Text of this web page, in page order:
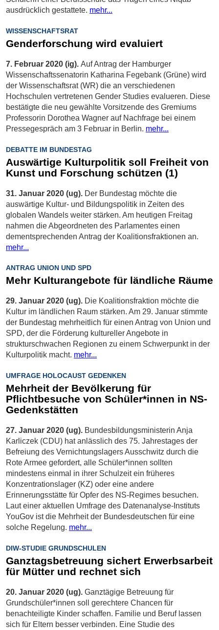
ausdrücklich gestattete. mehr...
WISSENSCHAFTSRAT
Genderforschung wird evaluiert
7. Februar 2020 (ig). Auf Antrag der Hamburger
Wissenschaftssenatorin Katharina Fegebank (Grüne) wird
der Wissenschaftsrat (WR) die an verschiedenen
Hochschulen vertretenen Gender Studies evalueren. Diese
bestätigte die neu gewählte Vorsitzende des Gremiums
Professorin Dorothea Wagner auf Nachfrage bei einem
Pressegespräch am 3 Februar in Berlin. mehr...
DEBATTE IM BUNDESTAG
Auswärtige Kulturpolitik soll Freiheit von
Kunst und Forschung schützen (1)
31. Januar 2020 (ug). Der Bundestag möchte die
auswärtige Kultur- und Bildungspolitik in Zeiten des
globalen Wandels weiter stärken. Am heutigen Freitag
nahmen die Abgeordneten des Parlamentes einen
dementsprechenden Antrag der Koalitionsfraktionen an.
mehr...
ANTRAG UNION UND SPD
Mehr Kulturangebote für ländliche Räume
29. Januar 2020 (ug). Die Koalitionsfraktion möchte die
Kultur im ländlichen Raum stärken. Am 29. Januar stimmte
der Bundestag mehrheitlich für einen Antrag von Union und
SPD, der die Förderung kultureller Angebote in
strukturschwachen Regionen zu einem Schwerpunkt in der
Kulturpolitik macht. mehr...
UMFRAGE HOLOCAUST GEDENKEN
Mehrheit der Bevölkerung für
Pflichtbesuche von Schüler*innen in NS-
Gedenkstätten
27. Januar 2020 (ug). Bundesbildungsministerin Anja
Karliczek (CDU) hat anlässlich des 75. Jahrestages der
Befreiung des Vernichtungslagers Ausschwitz durch die
Rote Armee gefordert, alle Schüler*innen sollten
mindestens einmal in ihrer Schulzeit ein früheres
Konzentrationslager (KZ) oder eine andere
Erinnerungsstätte für Opfer des NS-Regimes besuchen.
Laut einer aktuellen Umfrage des Datenanalyse-Instituts
YouGov ist die Mehrheit der Bundesdeutschen für eine
solche Regelung. mehr...
DIW-STUDIE GRUNDSCHULEN
Ganztagsbetreuung sichert Erwerbsarbeit
für Mütter und rechnet sich
20. Januar 2020 (ug). Ganztägige Betreuung für
Grundschüler*innen soll gerechtere Chancen für
benachteiligte Kinder schaffen. Familie und Beruf lassen
sich für Eltern besser verbinden. Eine Studie des